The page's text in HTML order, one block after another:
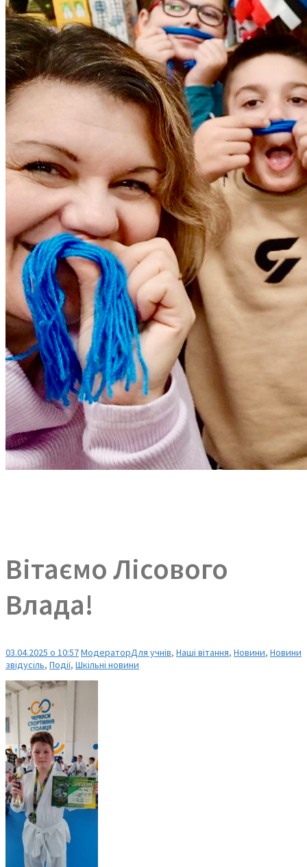
Вітаємо Лісового
Влада!
03.04.2025 о 10:57МодераторДля учнів, Наші вітання, Новини, Новини
звідусіль, Події, Шкільні новини